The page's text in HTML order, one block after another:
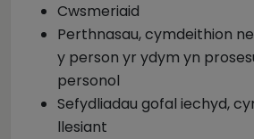
Cwsmeriaid
Perthnasau, cymdeithion
y person yr ydym yn
personol
Sefydliadau gofal iechyd,
llesiant